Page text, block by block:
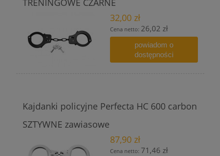
32,00 zł
Cena netto: 26,02 zł
powiadom o
dostępności
Kajdanki policyjne Perfecta HC 600 carbon
SZTYWNE zawiasowe
87,90 zł
Cena netto: 71,46 zł